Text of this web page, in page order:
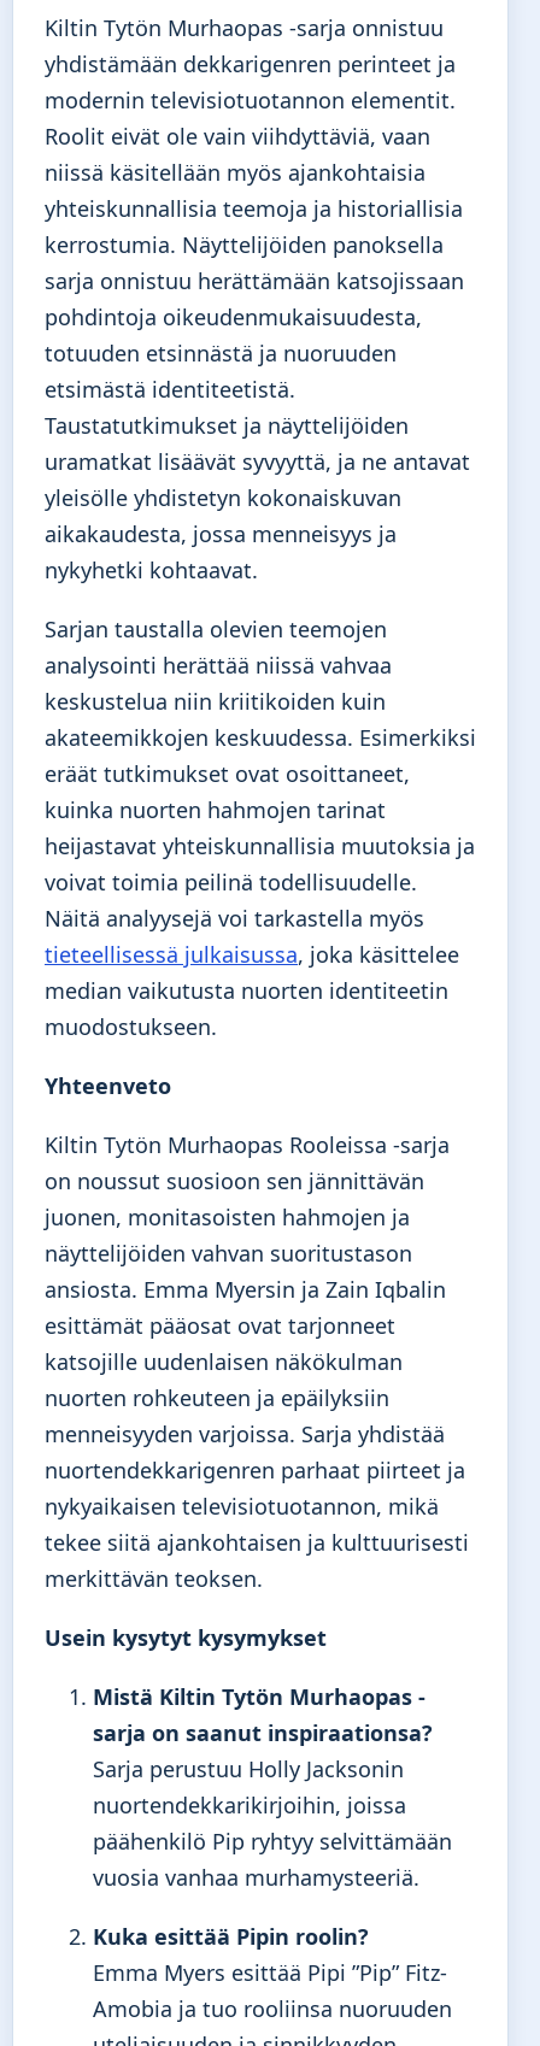
Kiltin Tytön Murhaopas -sarja onnistuu
yhdistämään dekkarigenren perinteet ja
modernin televisiotuotannon elementit.
Roolit eivät ole vain viihdyttäviä, vaan
niissä käsitellään myös ajankohtaisia
yhteiskunnallisia teemoja ja historiallisia
kerrostumia. Näyttelijöiden panoksella
sarja onnistuu herättämään katsojissaan
pohdintoja oikeudenmukaisuudesta,
totuuden etsinnästä ja nuoruuden
etsimästä identiteetistä.
Taustatutkimukset ja näyttelijöiden
uramatkat lisäävät syvyyttä, ja ne antavat
yleisölle yhdistetyn kokonaiskuvan
aikakaudesta, jossa menneisyys ja
nykyhetki kohtaavat.
Sarjan taustalla olevien teemojen
analysointi herättää niissä vahvaa
keskustelua niin kriitikoiden kuin
akateemikkojen keskuudessa. Esimerkiksi
eräät tutkimukset ovat osoittaneet,
kuinka nuorten hahmojen tarinat
heijastavat yhteiskunnallisia muutoksia ja
voivat toimia peilinä todellisuudelle.
Näitä analyysejä voi tarkastella myös
tieteellisessä julkaisussa, joka käsittelee
median vaikutusta nuorten identiteetin
muodostukseen.
Yhteenveto
Kiltin Tytön Murhaopas Rooleissa -sarja
on noussut suosioon sen jännittävän
juonen, monitasoisten hahmojen ja
näyttelijöiden vahvan suoritustason
ansiosta. Emma Myersin ja Zain Iqbalin
esittämät pääosat ovat tarjonneet
katsojille uudenlaisen näkökulman
nuorten rohkeuteen ja epäilyksiin
menneisyyden varjoissa. Sarja yhdistää
nuortendekkarigenren parhaat piirteet ja
nykyaikaisen televisiotuotannon, mikä
tekee siitä ajankohtaisen ja kulttuurisesti
merkittävän teoksen.
Usein kysytyt kysymykset
Mistä Kiltin Tytön Murhaopas -
sarja on saanut inspiraationsa?
Sarja perustuu Holly Jacksonin
nuortendekkarikirjoihin, joissa
päähenkilö Pip ryhtyy selvittämään
vuosia vanhaa murhamysteeriä.
Kuka esittää Pipin roolin?
Emma Myers esittää Pipi ”Pip” Fitz-
Amobia ja tuo rooliinsa nuoruuden